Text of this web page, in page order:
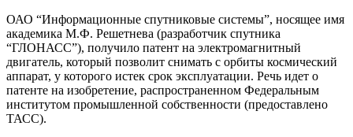
ОАО “Информационные спутниковые системы”, носящее имя
академика М.Ф. Решетнева (разработчик спутника
“ГЛОНАСС”), получило патент на электромагнитный
двигатель, который позволит снимать с орбиты космический
аппарат, у которого истек срок эксплуатации. Речь идет о
патенте на изобретение, распространенном Федеральным
институтом промышленной собственности (предоставлено
ТАСС).